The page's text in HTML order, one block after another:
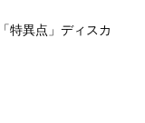
特異点」ディスカ